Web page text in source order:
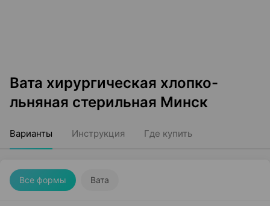
Вата хирургическая хлопко-
льняная стерильная Минск
Варианты Инструкция Где купить
Все формы Вата